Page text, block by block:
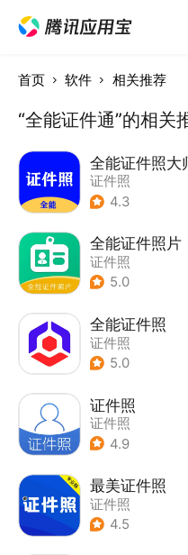
首页 软件 相关推荐
“全能证件通”的相关
全能证件照大
证件照
4.3
全能证件照片
证件照
5.0
全能证件照
证件照
5.0
证件照
证件照
4.9
最美证件照
证件照
4.5